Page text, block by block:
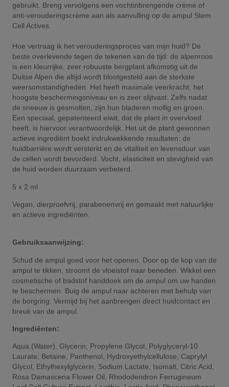
gebruikt. Breng vervolgens een vochtinbrengende crème of
anti-verouderingscrème aan als aanvulling op de ampul Stem
Cell Actives.
Hoe vertraag ik het verouderingsproces van mijn huid? De
beste overlevende tegen de tekenen van de tijd: de alpenroos
is een kleurrijke, zeer robuuste bergplant afkomstig uit de
Duitse Alpen die altijd wordt blootgesteld aan de sterkste
weersomstandigheden. Het heeft maximale veerkracht, het
hoogste beschermingsniveau en is zeer slijtvast. Zelfs nadat
de sneeuw is gesmolten, zijn hun bladeren mollig en groen.
Een speciaal, gepatenteerd eiwit, dat de plant in overvloed
heeft, is hiervoor verantwoordelijk. Het uit de plant gewonnen
actieve ingrediënt boekt indrukwekkende resultaten: de
huidbarrière wordt versterkt en de vitaliteit en levensduur van
de cellen wordt bevorderd. Vocht, elasticiteit en stevigheid van
de huid worden duurzaam verbeterd.
5 x 2 ml
Vegan, dierproefvrij, parabenenvrij en gemaakt met natuurlijke
en actieve ingrediënten.
Gebruiksaanwijzing:
Schud de ampul goed voor het openen. Door op de kop van de
ampul te tikken, stroomt de vloeistof naar beneden. Wikkel een
cosmetische of badstof handdoek om de ampul om uw handen
te beschermen. Buig de ampul naar achteren met behulp van
de borgring. Vermijd bij het aanbrengen direct huidcontact en
breuk van de ampul.
Ingrediënten:
Aqua (Water), Glycerin, Propylene Glycol, Polyglyceryl-10
Laurate, Betaine, Panthenol, Hydroxyethylcellulose, Caprylyl
Glycol, Ethylhexylglycerin, Sodium Lactate, Isomalt, Citric Acid,
Rosa Damascena Flower Oil, Rhododendron Ferrugineum